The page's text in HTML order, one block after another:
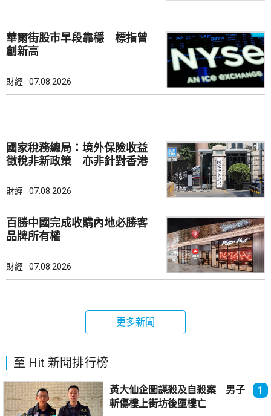
華爾街股市早段靠穩 標指曾
創新高
財經 07.08.2026
國家稅務總局：境外保險收益
徵稅非新政策 亦非針對香港
財經 07.08.2026
百勝中國完成收購內地必勝客
品牌所有權
財經 07.08.2026
更多新聞
至 Hit 新聞排行榜
黃大仙企圖謀殺及自殺案 男子
斬傷樓上街坊後墮樓亡
1